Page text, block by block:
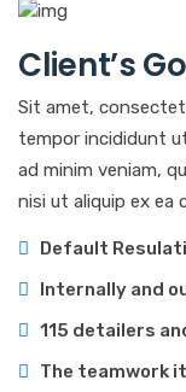
Client’s
Sit amet,
tempor incididunt
ad minim veniam,
nisi ut aliquip ex ea
Default
Internally and
115 detailers
The teamwork